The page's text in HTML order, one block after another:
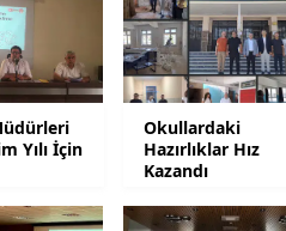
Yılı İçin
Okullardaki
Hazırlıklar Hız
Kazandı